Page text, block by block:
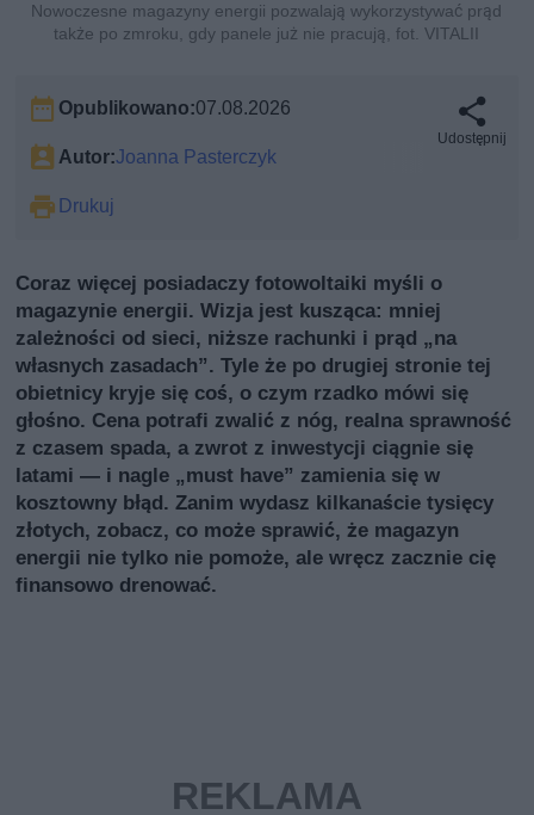
Nowoczesne magazyny energii pozwalają wykorzystywać prąd
także po zmroku, gdy panele już nie pracują, fot. VITALII
Opublikowano:07.08.2026
Autor:Joanna Pasterczyk
Drukuj
Udostępnij
Coraz więcej posiadaczy fotowoltaiki myśli o
magazynie energii. Wizja jest kusząca: mniej
zależności od sieci, niższe rachunki i prąd „na
własnych zasadach”. Tyle że po drugiej stronie tej
obietnicy kryje się coś, o czym rzadko mówi się
głośno. Cena potrafi zwalić z nóg, realna sprawność
z czasem spada, a zwrot z inwestycji ciągnie się
latami — i nagle „must have” zamienia się w
kosztowny błąd. Zanim wydasz kilkanaście tysięcy
złotych, zobacz, co może sprawić, że magazyn
energii nie tylko nie pomoże, ale wręcz zacznie cię
finansowo drenować.